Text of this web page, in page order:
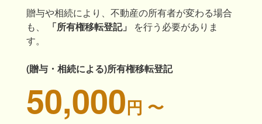
贈与や相続により、不動産の所有者が変わる場合
も、
「所有権移転登記」
を行う必要がありま
す。
(贈与・相続による)所有権移転登記
50,000円 〜